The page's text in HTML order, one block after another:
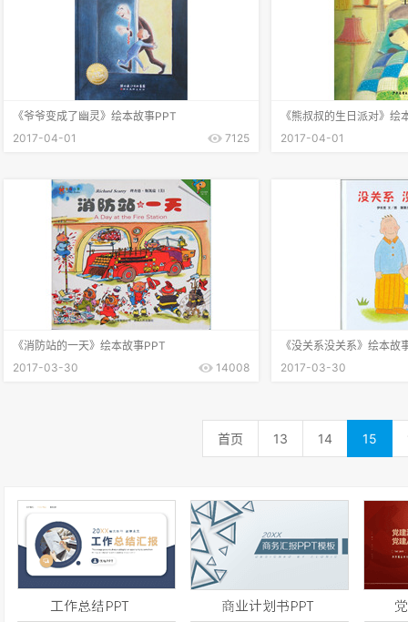
《爷爷变成了幽灵》绘本故事PPT
2017-04-01
7125
《熊叔叔的生日派对》绘
2017-04-01
《消防站的一天》绘本故事PPT
2017-03-30
14008
《没关系没关系》绘本故
2017-03-30
首页 13 14 15